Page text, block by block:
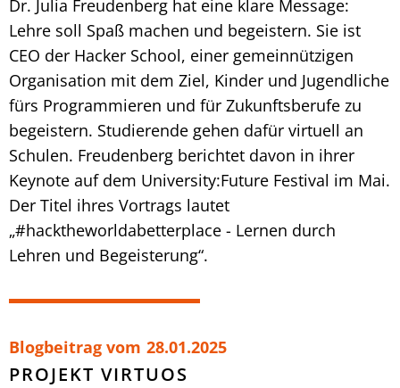
Dr. Julia Freudenberg hat eine klare Message:
Lehre soll Spaß machen und begeistern. Sie ist
CEO der Hacker School, einer gemeinnützigen
Organisation mit dem Ziel, Kinder und Jugendliche
fürs Programmieren und für Zukunftsberufe zu
begeistern. Studierende gehen dafür virtuell an
Schulen. Freudenberg berichtet davon in ihrer
Keynote auf dem University:Future Festival im Mai.
Der Titel ihres Vortrags lautet
„#hacktheworldabetterplace - Lernen durch
Lehren und Begeisterung“.
Blogbeitrag vom 28.01.2025
PROJEKT VIRTUOS